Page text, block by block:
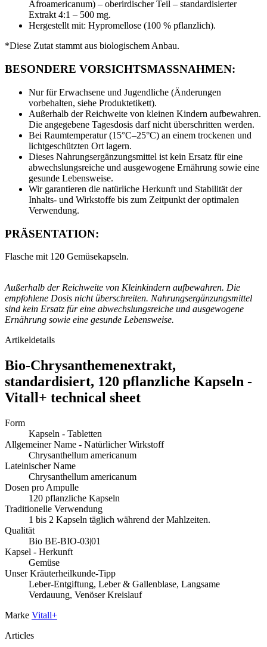
Afroamericanum) – oberirdischer Teil – standardisierter
Extrakt 4:1 – 500 mg.
Hergestellt mit: Hypromellose (100 % pflanzlich).
*Diese Zutat stammt aus biologischem Anbau.
BESONDERE VORSICHTSMASSNAHMEN:
Nur für Erwachsene und Jugendliche (Änderungen
vorbehalten, siehe Produktetikett).
Außerhalb der Reichweite von kleinen Kindern aufbewahren.
Die angegebene Tagesdosis darf nicht überschritten werden.
Bei Raumtemperatur (15°C–25°C) an einem trockenen und
lichtgeschützten Ort lagern.
Dieses Nahrungsergänzungsmittel ist kein Ersatz für eine
abwechslungsreiche und ausgewogene Ernährung sowie eine
gesunde Lebensweise.
Wir garantieren die natürliche Herkunft und Stabilität der
Inhalts- und Wirkstoffe bis zum Zeitpunkt der optimalen
Verwendung.
PRÄSENTATION:
Flasche mit 120 Gemüsekapseln.
Außerhalb der Reichweite von Kleinkindern aufbewahren. Die
empfohlene Dosis nicht überschreiten. Nahrungsergänzungsmittel
sind kein Ersatz für eine abwechslungsreiche und ausgewogene
Ernährung sowie eine gesunde Lebensweise.
Artikeldetails
Bio-Chrysanthemenextrakt,
standardisiert, 120 pflanzliche Kapseln -
Vitall+ technical sheet
Form
Kapseln - Tabletten
Allgemeiner Name - Natürlicher Wirkstoff
Chrysanthellum americanum
Lateinischer Name
Chrysanthellum americanum
Dosen pro Ampulle
120 pflanzliche Kapseln
Traditionelle Verwendung
1 bis 2 Kapseln täglich während der Mahlzeiten.
Qualität
Bio BE-BIO-03|01
Kapsel - Herkunft
Gemüse
Unser Kräuterheilkunde-Tipp
Leber-Entgiftung, Leber & Gallenblase, Langsame
Verdauung, Venöser Kreislauf
Marke Vitall+
Articles